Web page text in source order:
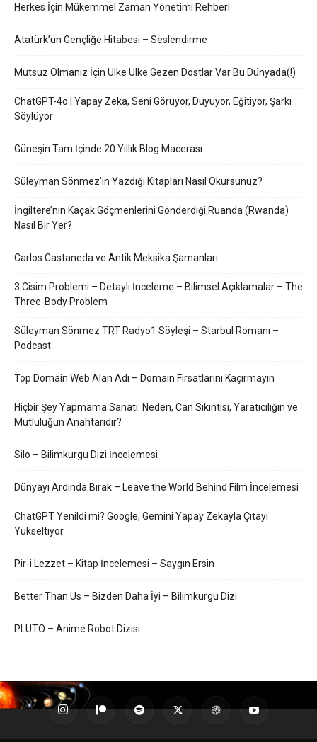
Herkes İçin Mükemmel Zaman Yönetimi Rehberi
Atatürk’ün Gençliğe Hitabesi – Seslendirme
Mutsuz Olmanız İçin Ülke Ülke Gezen Dostlar Var Bu Dünyada(!)
ChatGPT-4o | Yapay Zeka, Seni Görüyor, Duyuyor, Eğitiyor, Şarkı
Söylüyor
Güneşin Tam İçinde 20 Yıllık Blog Macerası
Süleyman Sönmez’in Yazdığı Kitapları Nasıl Okursunuz?
İngiltere’nin Kaçak Göçmenlerini Gönderdiği Ruanda (Rwanda)
Nasıl Bir Yer?
Carlos Castaneda ve Antik Meksika Şamanları
3 Cisim Problemi – Detaylı İnceleme – Bilimsel Açıklamalar – The
Three-Body Problem
Süleyman Sönmez TRT Radyo1 Söyleşi – Starbul Romanı –
Podcast
Top Domain Web Alan Adı – Domain Fırsatlarını Kaçırmayın
Hiçbir Şey Yapmama Sanatı: Neden, Can Sıkıntısı, Yaratıcılığın ve
Mutluluğun Anahtarıdır?
Silo – Bilimkurgu Dizi İncelemesi
Dünyayı Ardında Bırak – Leave the World Behind Film İncelemesi
ChatGPT Yenildi mi? Google, Gemini Yapay Zekayla Çıtayı
Yükseltiyor
Pir-i Lezzet – Kitap İncelemesi – Saygın Ersin
Better Than Us – Bizden Daha İyi – Bilimkurgu Dizi
PLUTO – Anime Robot Dizisi